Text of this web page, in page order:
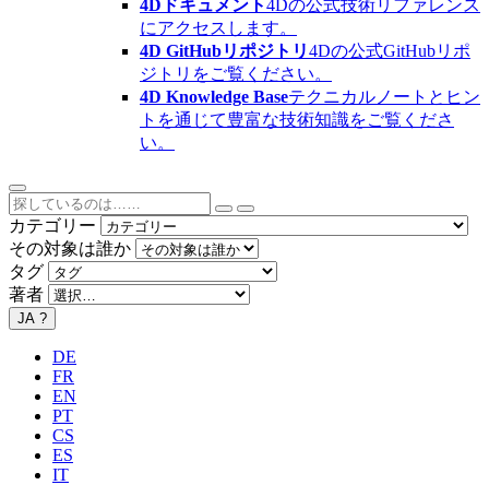
4Dドキュメント4Dの公式技術リファレンス
にアクセスします。
4D GitHubリポジトリ4Dの公式GitHubリポ
ジトリをご覧ください。
4D Knowledge Baseテクニカルノートとヒン
トを通じて豊富な技術知識をご覧くださ
い。
カテゴリー
その対象は誰か
タグ
著者
JA ?
DE
FR
EN
PT
CS
ES
IT